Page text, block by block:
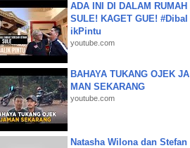
ADA INI DI DALAM RUMAH
SULE! KAGET GUE! #Dibal
ikPintu
youtube.com
BAHAYA TUKANG OJEK JA
MAN SEKARANG
youtube.com
Natasha Wilona dan Stefan